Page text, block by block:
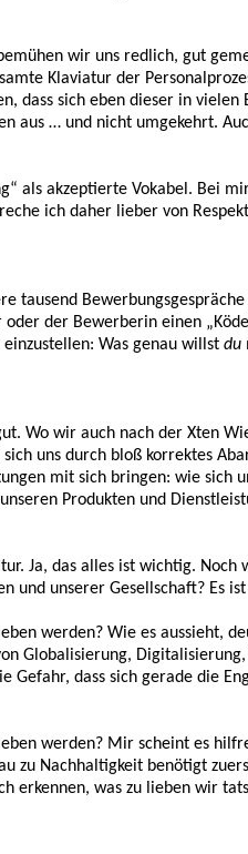
wir uns redlich, gut
Klaviatur der
dass sich eben dieser in
aus … und nicht umgekehrt.
als akzeptierte Vokabel. Bei
ich daher lieber von
tausend
der Bewerberin einen
Was genau willst du
Wo wir auch nach der Xten
uns durch bloß korrektes
mit sich bringen: wie sich
Produkten und
Ja, das alles ist wichtig.
und unserer Gesellschaft? Es
werden? Wie es aussieht,
Globalisierung,
Gefahr, dass sich gerade die
werden? Mir scheint es
zu Nachhaltigkeit benötigt
erkennen, was zu lieben wir